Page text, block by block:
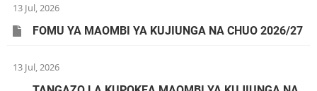
13 Jul, 2026
FOMU YA MAOMBI YA KUJIUNGA NA CHUO 2026/27
13 Jul, 2026